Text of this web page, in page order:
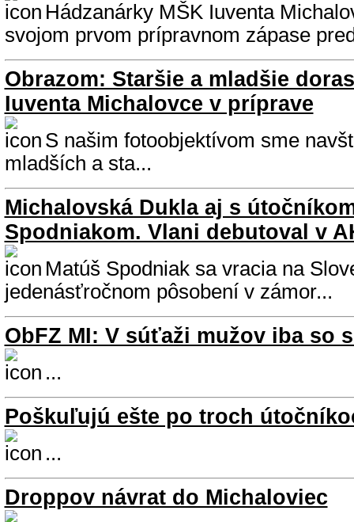
Hádzanárky MŠK Iuventa
svojom prvom prípravnom zápase
Obrazom: Staršie a mladšie
Iuventa Michalovce v príprave
S našim fotoobjektívom sme
mladších a sta...
Michalovská Dukla aj s
Spodniakom. Vlani debutoval v
Matúš Spodniak sa vracia na
jedenásťročnom pôsobení v zámor...
ObFZ MI: V súťaži mužov iba so
...
Poškuľujú ešte po troch
...
Droppov návrat do Michaloviec